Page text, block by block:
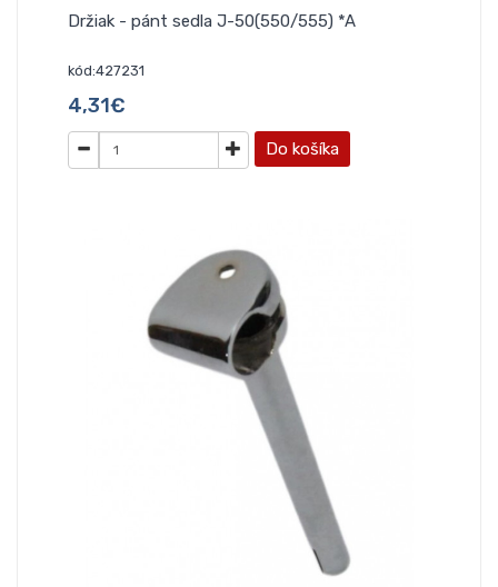
Držiak - pánt sedla J-50(550/555) *A
kód:427231
4,31€
Do košíka